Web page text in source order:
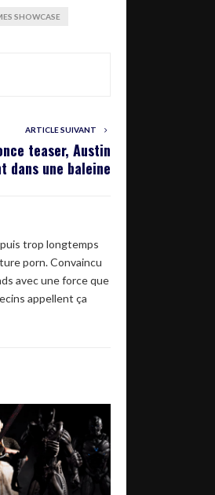
SHOWCASE
ARTICLE SUIVANT
teaser, Austin
dans une baleine
trop longtemps
porn. Convaincu
avec une force que
appellent ça